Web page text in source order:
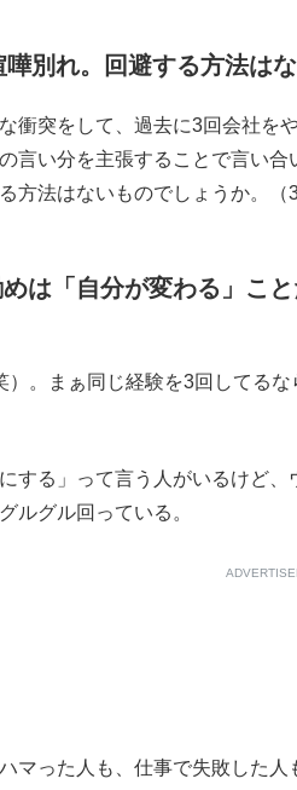
別れ。回避する方法はな
衝突をして、過去に3回会社を
言い分を主張することで言い
方法はないものでしょうか。（
は「自分が変わる」こ
。まぁ同じ経験を3回してる
する」って言う人がいるけど
ルグル回っている。
マった人も、仕事で失敗した